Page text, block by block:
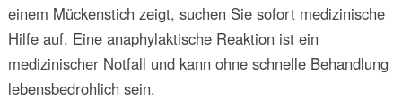
einem Mückenstich zeigt, suchen Sie sofort medizinische
Hilfe auf. Eine anaphylaktische Reaktion ist ein
medizinischer Notfall und kann ohne schnelle Behandlung
lebensbedrohlich sein.